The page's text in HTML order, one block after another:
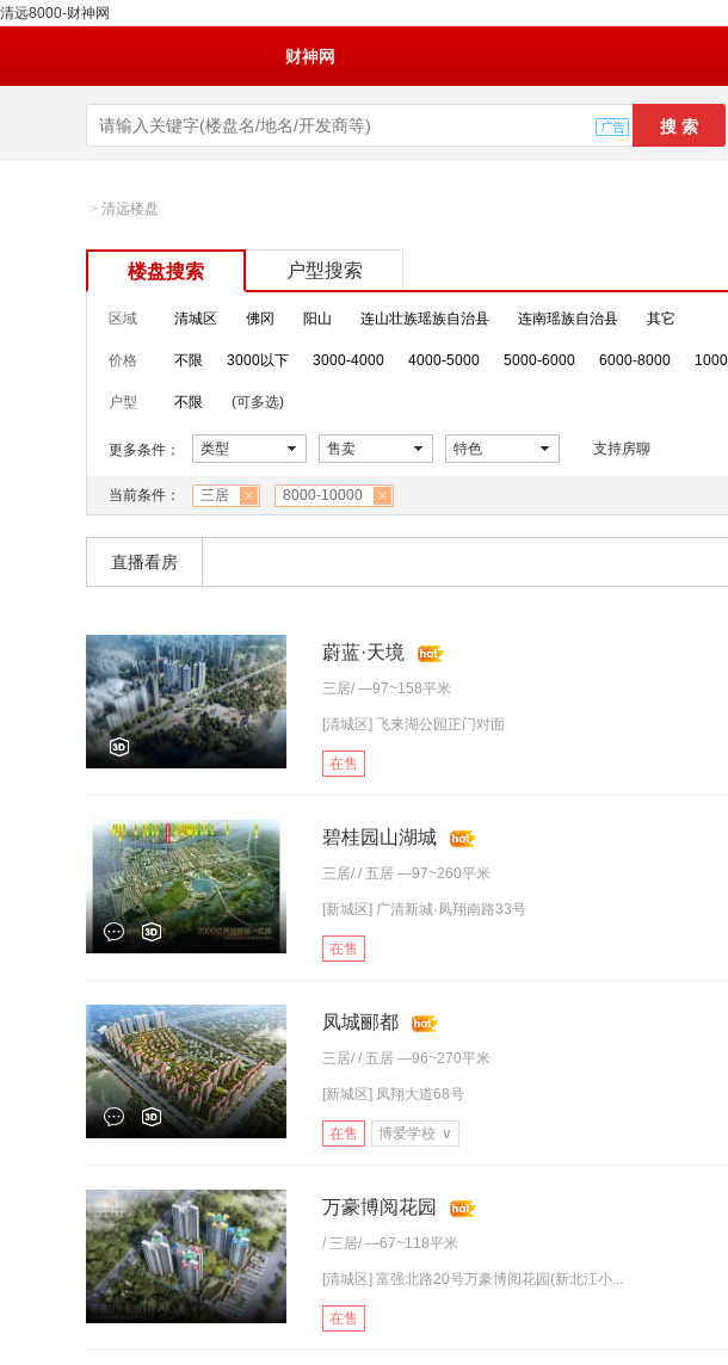
清远8000-财神网
财神网
> 清远楼盘
楼盘搜索 户型搜索
区域 清城区 佛冈 阳山 连山壮族瑶族自治县 连南瑶族自治县 其它
价格 不限 3000以下 3000-4000 4000-5000 5000-6000 6000-8000
户型 不限 (可多选)
更多条件： 类型 售卖 特色 支持房聊
当前条件： 三居 8000-10000
直播看房
蔚蓝·天境
三居/ —97~158平米
[清城区] 飞来湖公园正门对面
在售
碧桂园山湖城
三居/ / 五居 —97~260平米
[新城区] 广清新城·凤翔南路33号
在售
凤城郦都
三居/ / 五居 —96~270平米
[新城区] 凤翔大道68号
在售 博爱学校 ∨
万豪博阅花园
/ 三居/ —67~118平米
[清城区] 富强北路20号万豪博阅花园(新北江小...
在售